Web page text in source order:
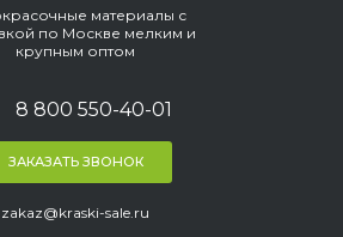
материалы с
по Москве мелким и
крупным оптом
8 800 550-40-01
ЗАКАЗАТЬ ЗВОНОК
zakaz@kraski-sale.ru